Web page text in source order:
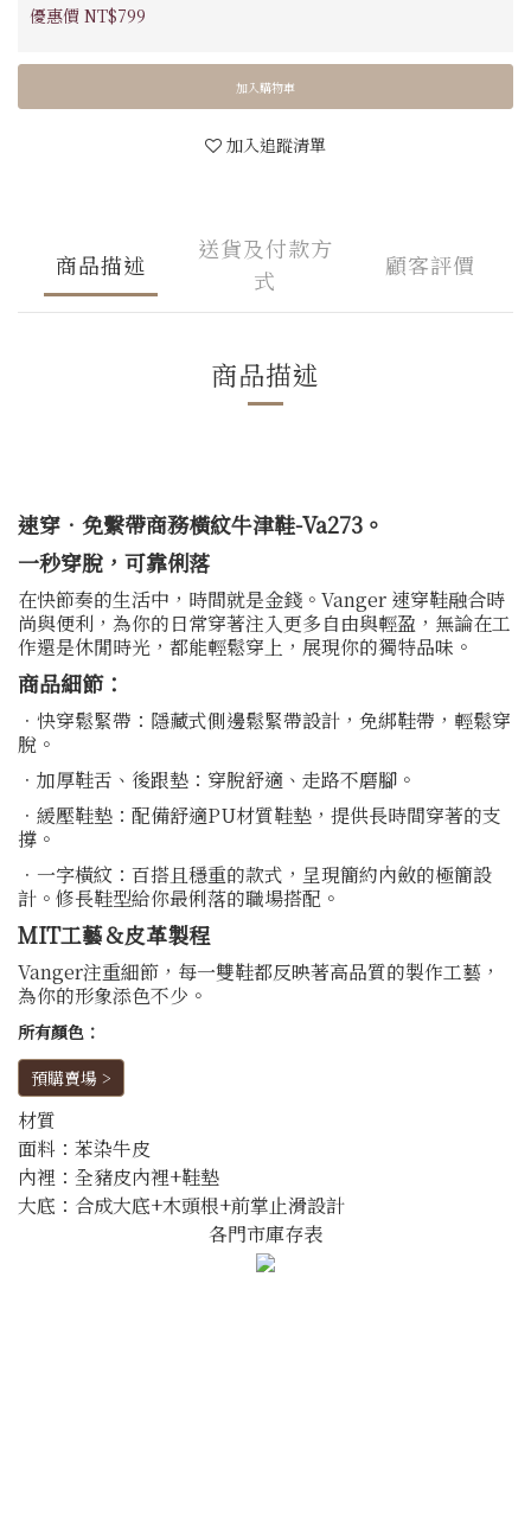
優惠價 NT$799
加入購物車
加入追蹤清單
商品描述
送貨及付款方
式
顧客評價
商品描述
速穿．免繫帶商務橫紋牛津鞋-Va273。
一秒穿脫，可靠俐落
在快節奏的生活中，時間就是金錢。Vanger 速穿鞋融合時
尚與便利，為你的日常穿著注入更多自由與輕盈，無論在工
作還是休閒時光，都能輕鬆穿上，展現你的獨特品味。
商品細節：
．快穿鬆緊帶：隱藏式側邊鬆緊帶設計，免綁鞋帶，輕鬆穿
脫。
．加厚鞋舌、後跟墊：穿脫舒適、走路不磨腳。
．緩壓鞋墊：配備舒適PU材質鞋墊，提供長時間穿著的支
撐。
．一字橫紋：百搭且穩重的款式，呈現簡約內斂的極簡設
計。修長鞋型給你最俐落的職場搭配。
MIT工藝＆皮革製程
Vanger注重細節，每一雙鞋都反映著高品質的製作工藝，
為你的形象添色不少。
所有顏色：
預購賣場 >
材質
面料：苯染牛皮
內裡：全豬皮內裡+鞋墊
大底：合成大底+木頭根+前掌止滑設計
各門市庫存表